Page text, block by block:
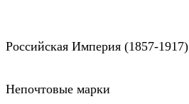
Российская Империя (1857-1917)
Непочтовые марки